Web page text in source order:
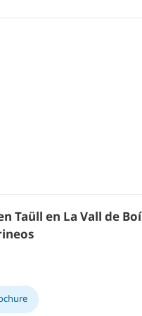
Taüll en La Vall de Boí